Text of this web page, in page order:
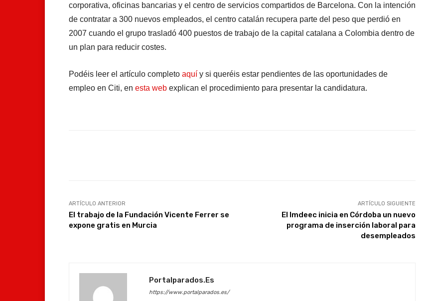
corporativa, oficinas bancarias y el centro de servicios compartidos de Barcelona. Con la intención
de contratar a 300 nuevos empleados, el centro catalán recupera parte del peso que perdió en
2007 cuando el grupo trasladó 400 puestos de trabajo de la capital catalana a Colombia dentro de
un plan para reducir costes.
Podéis leer el artículo completo aquí y si queréis estar pendientes de las oportunidades de
empleo en Citi, en esta web explican el procedimiento para presentar la candidatura.
ARTÍCULO ANTERIOR
El trabajo de la Fundación Vicente Ferrer se
expone gratis en Murcia
ARTÍCULO SIGUIENTE
El Imdeec inicia en Córdoba un nuevo
programa de inserción laboral para
desempleados
Portalparados.es
https://www.portalparados.es/